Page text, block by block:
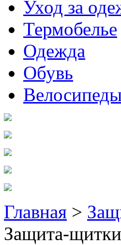
Уход за
Термобелье
Одежда
Обувь
Главная >
Защита-